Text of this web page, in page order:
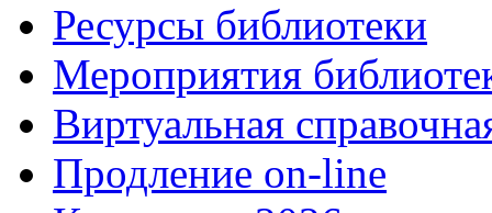
Ресурсы библиотеки
Мероприятия
Виртуальная
Продление on-line